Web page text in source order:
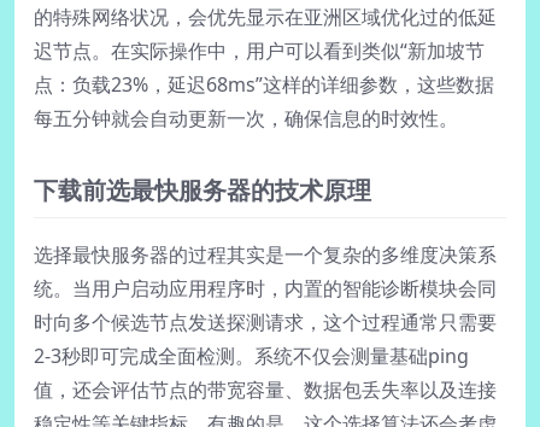
的特殊网络状况，会优先显示在亚洲区域优化过的低延
迟节点。在实际操作中，用户可以看到类似“新加坡节
点：负载23%，延迟68ms”这样的详细参数，这些数据
每五分钟就会自动更新一次，确保信息的时效性。
下载前选最快服务器的技术原理
选择最快服务器的过程其实是一个复杂的多维度决策系
统。当用户启动应用程序时，内置的智能诊断模块会同
时向多个候选节点发送探测请求，这个过程通常只需要
2-3秒即可完成全面检测。系统不仅会测量基础ping
值，还会评估节点的带宽容量、数据包丢失率以及连接